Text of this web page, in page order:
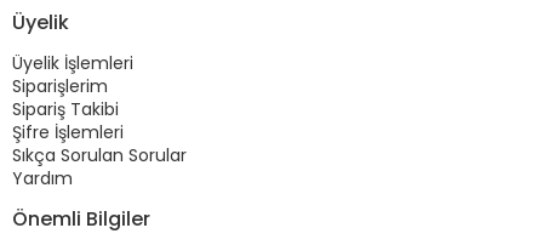
Üyelik
Üyelik İşlemleri
Siparişlerim
Sipariş Takibi
Şifre İşlemleri
Sıkça Sorulan Sorular
Yardım
Önemli Bilgiler